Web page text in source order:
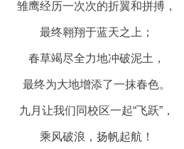
雏鹰经历一次次的折翼和拼搏，
最终翱翔于蓝天之上；
春草竭尽全力地冲破泥土，
最终为大地增添了一抹春色。
九月让我们同校区一起“飞跃”，
乘风破浪，扬帆起航！